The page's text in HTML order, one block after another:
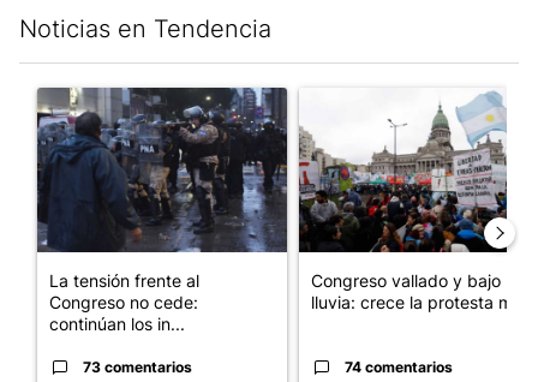
Noticias en Tendencia
Un artículo de tendencia con el título "La tensión frente al
La tensión frente al
Congreso no cede:
continúan los in...
73 comentarios
Un artículo de tendencia
Congreso vallado y bajo la
lluvia: crece la protesta mi...
74 comentarios